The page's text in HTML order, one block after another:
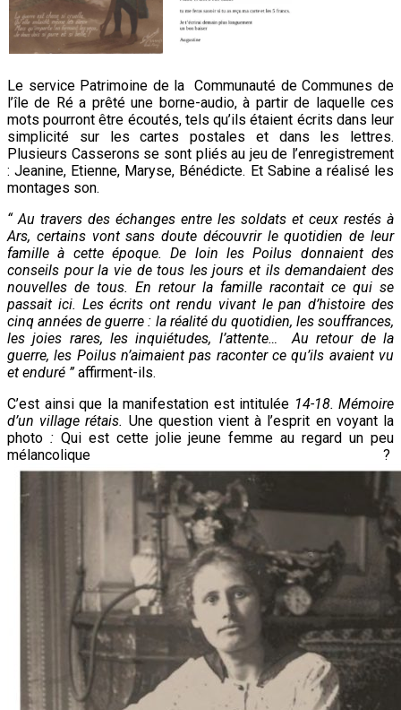
Le service Patrimoine de la Communauté de Communes de
l’île de Ré a prêté une borne-audio, à partir de laquelle ces
mots pourront être écoutés, tels qu’ils étaient écrits dans leur
simplicité sur les cartes postales et dans les lettres.
Plusieurs Casserons se sont pliés au jeu de l’enregistrement
: Jeanine, Etienne, Maryse, Bénédicte. Et Sabine a réalisé les
montages son.
“ Au travers des échanges entre les soldats et ceux restés à
Ars, certains vont sans doute découvrir le quotidien de leur
famille à cette époque. De loin les Poilus donnaient des
conseils pour la vie de tous les jours et ils demandaient des
nouvelles de tous. En retour la famille racontait ce qui se
passait ici. Les écrits ont rendu vivant le pan d’histoire des
cinq années de guerre : la réalité du quotidien, les souffrances,
les joies rares, les inquiétudes, l’attente… Au retour de la
guerre, les Poilus n’aimaient pas raconter ce qu’ils avaient vu
et enduré ”affirment-ils.
C’est ainsi que la manifestation est intitulée 14-18. Mémoire
d’un village rétais. Une question vient à l’esprit en voyant la
photo : Qui est cette jolie jeune femme au regard un peu
mélancolique ?